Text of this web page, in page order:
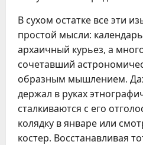
В сухом остатке все эти
простой мысли:
архаичный курьез, а
сочетавший
образным мышлением.
держал в руках
сталкиваются с его
колядку в январе или
костер. Восстанавливая